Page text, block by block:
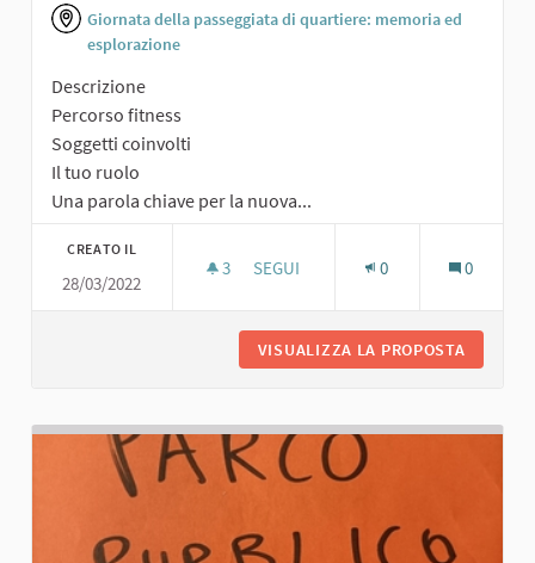
Giornata della passeggiata di quartiere: memoria ed
esplorazione
Descrizione
Percorso fitness
Soggetti coinvolti
Il tuo ruolo
Una parola chiave per la nuova...
CREATO IL
28/03/2022
3 3 SOSTENITORI
SEGUI 0 0
VISUALIZZA LA PROPOSTA